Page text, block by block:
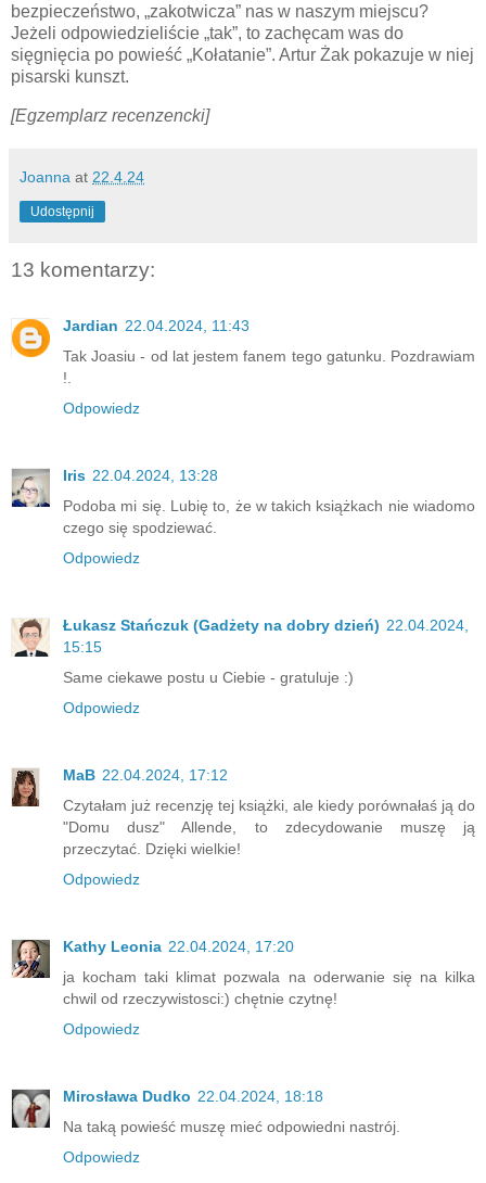
bezpieczeństwo, „zakotwicza” nas w naszym miejscu?
Jeżeli odpowiedzieliście „tak”, to zachęcam was do
sięgnięcia po powieść „Kołatanie”. Artur Żak pokazuje w niej
pisarski kunszt.
[Egzemplarz recenzencki]
Joanna at 22.4.24
Udostępnij
13 komentarzy:
Jardian 22.04.2024, 11:43
Tak Joasiu - od lat jestem fanem tego gatunku. Pozdrawiam
!.
Odpowiedz
Iris 22.04.2024, 13:28
Podoba mi się. Lubię to, że w takich książkach nie wiadomo
czego się spodziewać.
Odpowiedz
Łukasz Stańczuk (Gadżety na dobry dzień) 22.04.2024,
15:15
Same ciekawe postu u Ciebie - gratuluje :)
Odpowiedz
MaB 22.04.2024, 17:12
Czytałam już recenzję tej książki, ale kiedy porównałaś ją do
"Domu dusz" Allende, to zdecydowanie muszę ją
przeczytać. Dzięki wielkie!
Odpowiedz
Kathy Leonia 22.04.2024, 17:20
ja kocham taki klimat pozwala na oderwanie się na kilka
chwil od rzeczywistosci:) chętnie czytnę!
Odpowiedz
Mirosława Dudko 22.04.2024, 18:18
Na taką powieść muszę mieć odpowiedni nastrój.
Odpowiedz